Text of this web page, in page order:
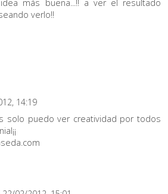
más buena...!! a ver el resultado
verlo!!
14:19
solo puedo ver creatividad por todos